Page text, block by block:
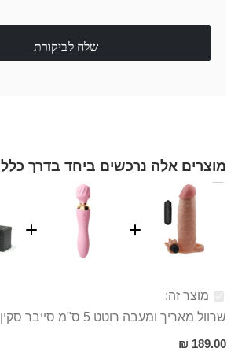
שלח לביקורת
מוצרים אלה נרכשים ביחד בדרך כלל
מוצר זה:
שרוול מאריך ומעבה רוטט 5 ס"מ סייבר סקין AGRO לגבר
189.00 ₪